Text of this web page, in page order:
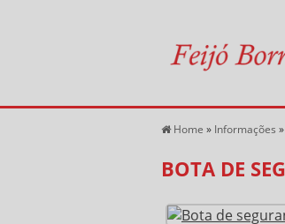
Home » Informações »
BOTA DE